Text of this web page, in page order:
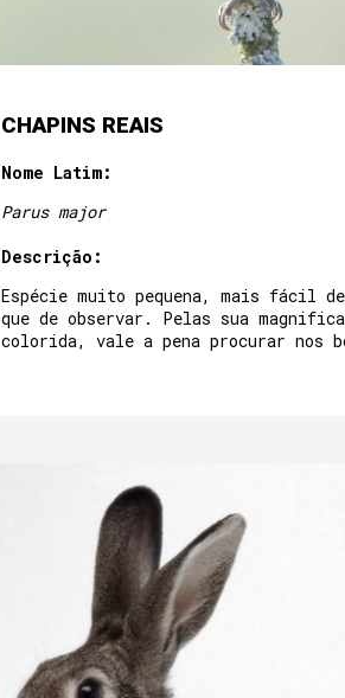
CHAPINS REAIS
Nome Latim:
Parus major
Descrição:
Espécie muito pequena, mais fácil
que de observar. Pelas sua magnifica
colorida, vale a pena procurar nos